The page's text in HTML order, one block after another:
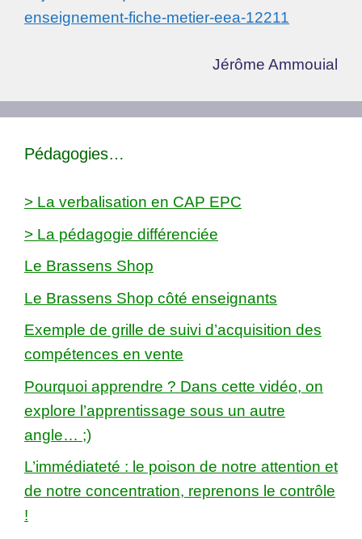
enseignement-fiche-metier-eea-12211
Jérôme Ammouial
Pédagogies…
> La verbalisation en CAP EPC
> La pédagogie différenciée
Le Brassens Shop
Le Brassens Shop côté enseignants
Exemple de grille de suivi d’acquisition des
compétences en vente
Pourquoi apprendre ? Dans cette vidéo, on
explore l’apprentissage sous un autre
angle… ;)
L’immédiateté : le poison de notre attention et
de notre concentration, reprenons le contrôle
!